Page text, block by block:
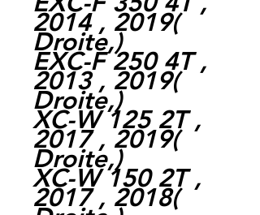
2014 , 2019(
Droite,)
EXC-F 250 4T ,
2013 , 2019(
Droite,)
XC-W 125 2T ,
2017 , 2019(
Droite,)
XC-W 150 2T ,
2017 , 2018(